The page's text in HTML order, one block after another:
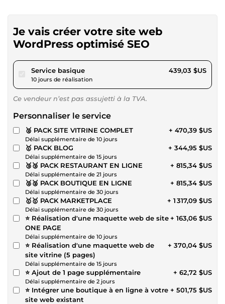
Je vais créer votre site web
WordPress optimisé SEO
Service basiquepour 404,64 $US
10 jours de réalisation
439,03 $US
Ce vendeur n’est pas assujetti à la TVA.
Personnaliser le service
🥈 PACK SITE VITRINE COMPLET
Délai supplémentaire de 10 jours
+ 470,39 $US
🥇 PACK BLOG
Délai supplémentaire de 15 jours
+ 344,95 $US
🥉🥉 PACK RESTAURANT EN LIGNE
Délai supplémentaire de 21 jours
+ 815,34 $US
🥈🥈 PACK BOUTIQUE EN LIGNE
Délai supplémentaire de 30 jours
+ 815,34 $US
🥇🥇 PACK MARKETPLACE
Délai supplémentaire de 30 jours
+ 1 317,09 $US
⭐ Réalisation d'une maquette web de site
ONE PAGE
Délai supplémentaire de 10 jours
+ 163,06 $US
⭐ Réalisation d'une maquette web de
site vitrine (5 pages)
Délai supplémentaire de 15 jours
+ 370,04 $US
⭐ Ajout de 1 page supplémentaire
Délai supplémentaire de 2 jours
+ 62,72 $US
⭐ Intégrer une boutique à en ligne à votre
site web existant
+ 501,75 $US